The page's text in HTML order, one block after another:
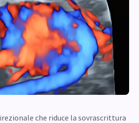
che riduce la sovrascrittura